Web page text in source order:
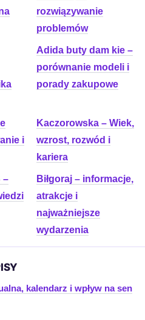
rozwiązywanie
problemów
Adida buty dam kie –
porównanie modeli i
porady zakupowe
i
Kaczorowska – Wiek,
wzrost, rozwód i
kariera
–
Biłgoraj – informacje,
atrakcje i
najważniejsze
wydarzenia
kalendarz i wpływ na sen